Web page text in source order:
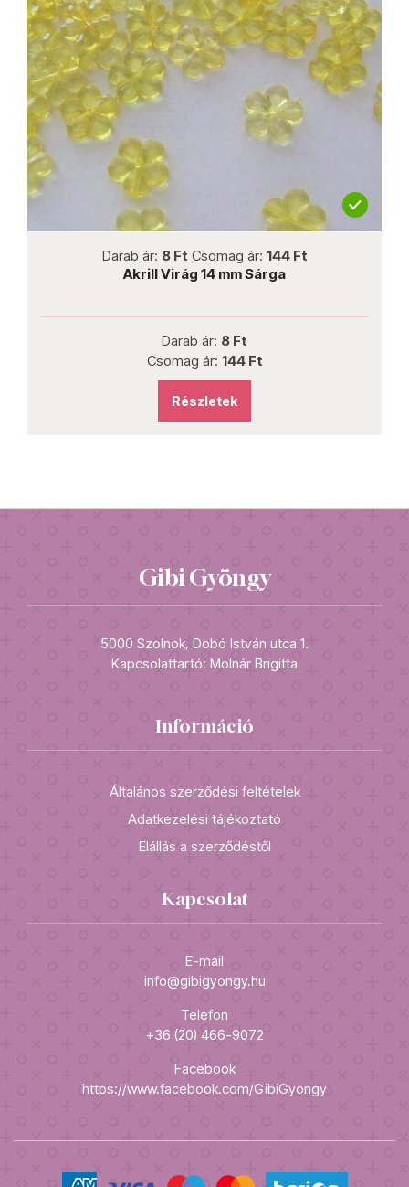
Darab ár: 8 Ft Csomag ár: 144 Ft
Akrill Virág 14 mm Sárga
Darab ár: 8 Ft
Csomag ár: 144 Ft
Részletek
Gibi Gyöngy
5000 Szolnok, Dobó István utca 1.
Kapcsolattartó: Molnár Brigitta
Információ
Általános szerződési feltételek
Adatkezelési tájékoztató
Elállás a szerződéstől
Kapcsolat
E-mail
info@gibigyongy.hu
Telefon
+36 (20) 466-9072
Facebook
https://www.facebook.com/GibiGyongy